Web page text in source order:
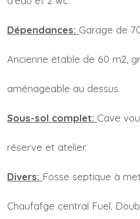
Dépendances: Garage de
Ancienne étable de 60 m2,
aménageable au dessus.
Sous-sol complet: Cave
réserve et atelier.
Divers: Fosse septique à
Chaufafge central Fuel.